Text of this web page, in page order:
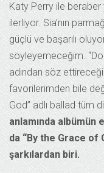
Katy Perry ile
ilerliyor. Sia’nın
güçlü ve başarılı
söyleyemeceğim.
adından söz
favorilerimden bile
God” adlı ballad tüm
anlamında albümün
da “By the Grace of
şarkılardan biri.